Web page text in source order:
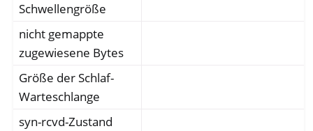
Schwellengröße
nicht gemappte
zugewiesene Bytes
Größe der Schlaf-
Warteschlange
syn-rcvd-Zustand